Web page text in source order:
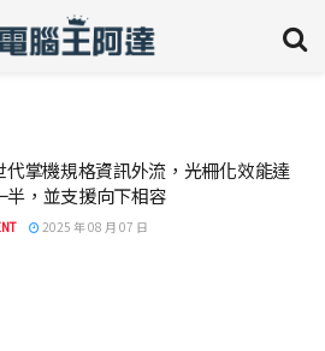
代掌機規格資訊外流，光柵化效能達
半，並支援向下相容
2025 年 08 月 07 日